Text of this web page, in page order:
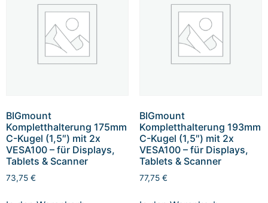
BIGmount
Kompletthalterung 175mm
C-Kugel (1,5″) mit 2x
VESA100 – für Displays,
Tablets & Scanner
73,75 €
BIGmount
Kompletthalterung 193mm
C-Kugel (1,5″) mit 2x
VESA100 – für Displays,
Tablets & Scanner
77,75 €